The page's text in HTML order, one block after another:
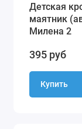
Детская
маятник
Милена 2
395 руб
Купить